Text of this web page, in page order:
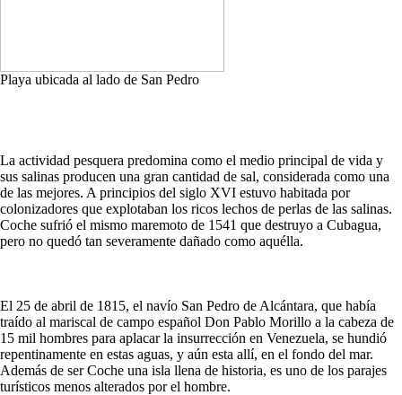
Playa ubicada al lado de San Pedro
La actividad pesquera predomina como el medio principal de vida y
sus salinas producen una gran cantidad de sal, considerada como una
de las mejores. A principios del siglo XVI estuvo habitada por
colonizadores que explotaban los ricos lechos de perlas de las salinas.
Coche sufrió el mismo maremoto de 1541 que destruyo a Cubagua,
pero no quedó tan severamente dañado como aquélla.
El 25 de abril de 1815, el navío San Pedro de Alcántara, que había
traído al mariscal de campo español Don Pablo Morillo a la cabeza de
15 mil hombres para aplacar la insurrección en Venezuela, se hundió
repentinamente en estas aguas, y aún esta allí, en el fondo del mar.
Además de ser Coche una isla llena de historia, es uno de los parajes
turísticos menos alterados por el hombre.